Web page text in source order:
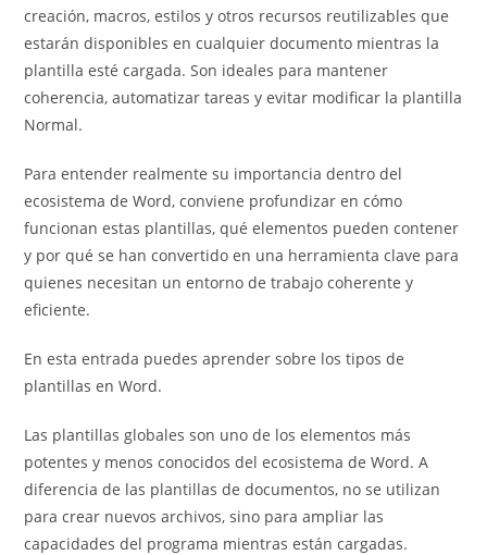
creación, macros, estilos y otros recursos reutilizables que
estarán disponibles en cualquier documento mientras la
plantilla esté cargada. Son ideales para mantener
coherencia, automatizar tareas y evitar modificar la plantilla
Normal.
Para entender realmente su importancia dentro del
ecosistema de Word, conviene profundizar en cómo
funcionan estas plantillas, qué elementos pueden contener
y por qué se han convertido en una herramienta clave para
quienes necesitan un entorno de trabajo coherente y
eficiente.
En esta entrada puedes aprender sobre los tipos de
plantillas en Word.
Las plantillas globales son uno de los elementos más
potentes y menos conocidos del ecosistema de Word. A
diferencia de las plantillas de documentos, no se utilizan
para crear nuevos archivos, sino para ampliar las
capacidades del programa mientras están cargadas.